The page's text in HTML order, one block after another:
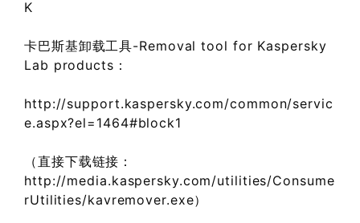
K
卡巴斯基卸载工具-Removal tool for Kaspersky
Lab products：
http://support.kaspersky.com/common/servic
e.aspx?el=1464#block1
（直接下载链接：
http://media.kaspersky.com/utilities/Consume
rUtilities/kavremover.exe）